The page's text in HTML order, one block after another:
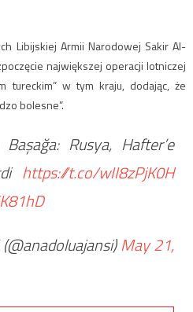
Libijskiej Armii Narodowej Sakir Al-
największej operacji lotniczej
tureckim” w tym kraju, dodając, że
bolesne”.
Rusya, Hafter’e
https://t.co/wII8zPjK0H
May 21,